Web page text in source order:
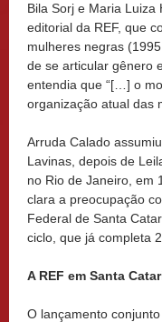
Bila Sorj e Maria
editorial da REF, que
mulheres negras
de se articular gênero
entendia que “[…] o
organização atual das
Arruda Calado
Lavinas, depois de
no Rio de Janeiro, em
clara a preocupação
Federal de Santa
ciclo, que já completa
A REF em Santa
O lançamento